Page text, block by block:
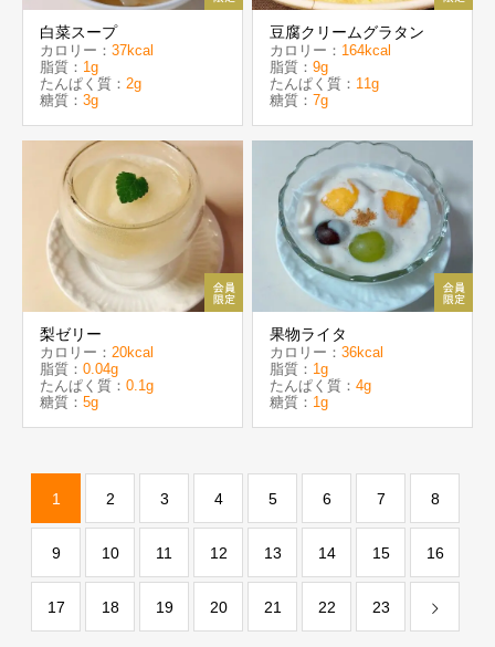
白菜スープ
カロリー： 37kcal
脂質： 1g
たんぱく質： 2g
糖質： 3g
豆腐クリームグラタン
カロリー： 164kcal
脂質： 9g
たんぱく質： 11g
糖質： 7g
梨ゼリー
カロリー： 20kcal
脂質： 0.04g
たんぱく質： 0.1g
糖質： 5g
果物ライタ
カロリー： 36kcal
脂質： 1g
たんぱく質： 4g
糖質： 1g
1 2 3 4 5 6 7 8
9 10 11 12 13 14 15 16
17 18 19 20 21 22 23